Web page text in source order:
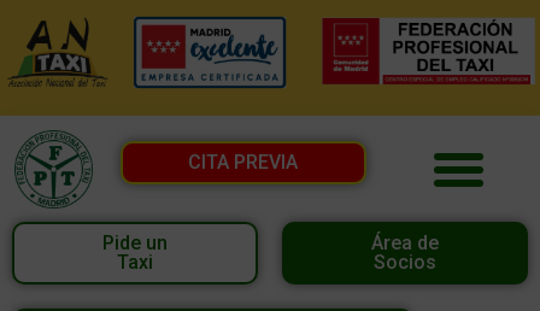
CITA PREVIA
Pide un
Taxi
Área de
Socios